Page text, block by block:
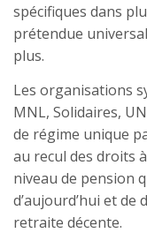
spécifiques dans
prétendue
plus.
Les organisations
MNL, Solidaires,
de régime unique
au recul des droits
niveau de pension
d’aujourd’hui et
retraite décente.